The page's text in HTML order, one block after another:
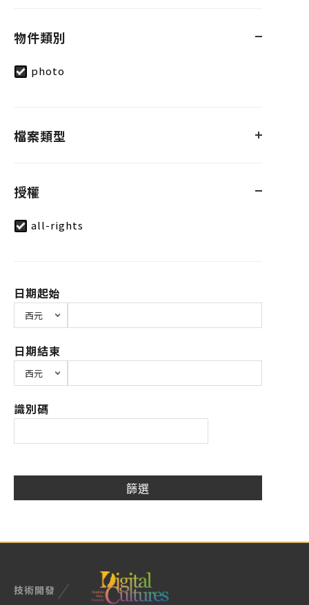
物件類別
photo
檔案類型
授權
all-rights
日期起始
日期結束
識別碼
技術開發